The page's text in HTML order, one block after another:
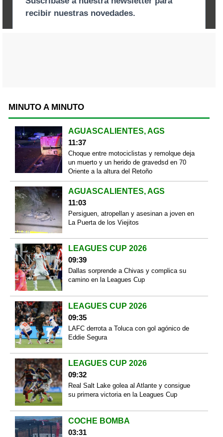
MINUTO A MINUTO
AGUASCALIENTES, AGS
11:37
Choque entre motociclistas y remolque deja
un muerto y un herido de gravedsd en 70
Oriente a la altura del Retoño
AGUASCALIENTES, AGS
11:03
Persiguen, atropellan y asesinan a joven en
La Puerta de los Viejitos
LEAGUES CUP 2026
09:39
Dallas sorprende a Chivas y complica su
camino en la Leagues Cup
LEAGUES CUP 2026
09:35
LAFC derrota a Toluca con gol agónico de
Eddie Segura
LEAGUES CUP 2026
09:32
Real Salt Lake golea al Atlante y consigue
su primera victoria en la Leagues Cup
COCHE BOMBA
03:31